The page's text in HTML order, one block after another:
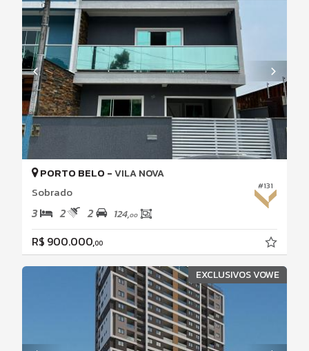
#131
PORTO BELO -VILA NOVA
Sobrado
3 2 2 124,00
R$ 900.000,00
EXCLUSIVOS VOWE